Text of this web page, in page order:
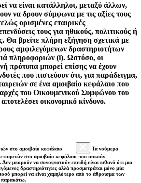
να είναι κατάλληλοι, μεταξύ άλλων,
να δρουν σύμφωνα με τις αξίες τους
ορισμένες εταιρικές
τους για ηθικούς, πολιτικούς ή
Θα βρείτε πλήρη εξήγηση σχετικά με
αμφιλεγόμενων δραστηριοτήτων
πληροφοριών (i). Ωστόσο, οι
πρότυπα μπορεί επίσης να έχουν
που πιστεύουν ότι, για παράδειγμα,
σε ένα αμοιβαίο κεφάλαιο που
του Οικουμενικού Συμφώνου του
οικονομικό κίνδυνο.
στο αμοιβαίο κεφάλαιο
Τα νούμερα
στο αμοιβαίο κεφάλαιο που ασκούν
μπορούν να συνοψιστούν επειδή είναι πιθανό ότι μια
δραστηριότητες αλλά προσμετράται μόνο μία
μπορεί να είναι χαμηλότερο από το άθροισμα των
παρακάτω.